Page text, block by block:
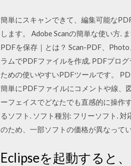
簡単にスキャンできて、編集可能な
します。 Adobe Scanの簡単な使い方.
PDFを保存｜とは？ Scan-PDF、
ラムでPDFファイルを作成. PDFプロ
ための使いやすいPDFツールです。
簡単にPDFファイルにコメントや線、
ーフェイスでどなたでも直感的に操
るソフト. ソフト種別: フリーソフト.
のため、一部ソフトの価格が異なって
Eclipseを起動すると